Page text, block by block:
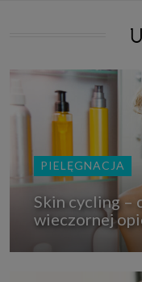
PIELĘGNACJA
Skin cycling –
wieczornej